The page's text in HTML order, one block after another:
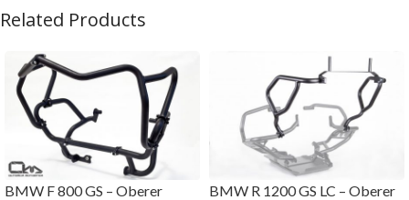
Related Products
BMW F 800 GS – Oberer
BMW R 1200 GS LC – Oberer